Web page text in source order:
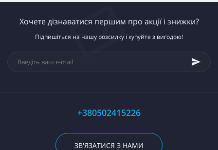
Хочете дізнаватися першим про акції і знижки?
Підпишіться на нашу розсилку і купуйте з вигодою!
+380502415226
ЗВ'ЯЗАТИСЯ З НАМИ